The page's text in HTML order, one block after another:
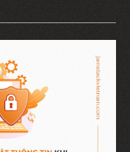
và thúc đẩy hoạt